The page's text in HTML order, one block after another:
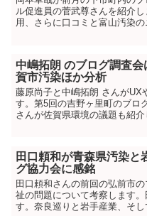
ル促進員の菅武尊さんを紹介
用、さらに口コミと富山汚染の
中嶋拓朗 のブログ調査
賀市汚染ほか分析
藤原尚子と中嶋拓朗 さんがUX
す。第5回の吉野ヶ里町のブロ
さんが佐賀県環境の議題も紹介
田口頼和が青森県汚染と
グ協力会に感銘
田口頼和さんの前回の弘前市
祉の問題について考察します
す。奈良巡りと岩手産業、そ